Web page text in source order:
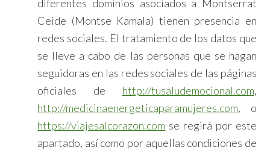
diferentes dominios asociados a Montserrat
Ceide (Montse Kamala) tienen presencia en
redes sociales. El tratamiento de los datos que
se lleve a cabo de las personas que se hagan
seguidoras en las redes sociales de las páginas
oficiales de http://tusaludemocional.com,
http://medicinaenergeticaparamujeres.com, o
https://viajesalcorazon.com se regirá por este
apartado, así como por aquellas condiciones de